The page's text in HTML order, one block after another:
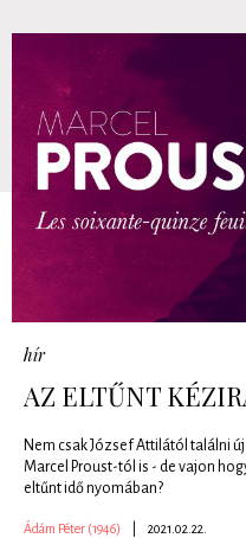
hír
AZ ELTŰNT
Nem csak József Attilától találni
Marcel Proust-tól is - de vajon
eltűnt idő nyomában?
Ádám Péter (1946) 2021.02.22.